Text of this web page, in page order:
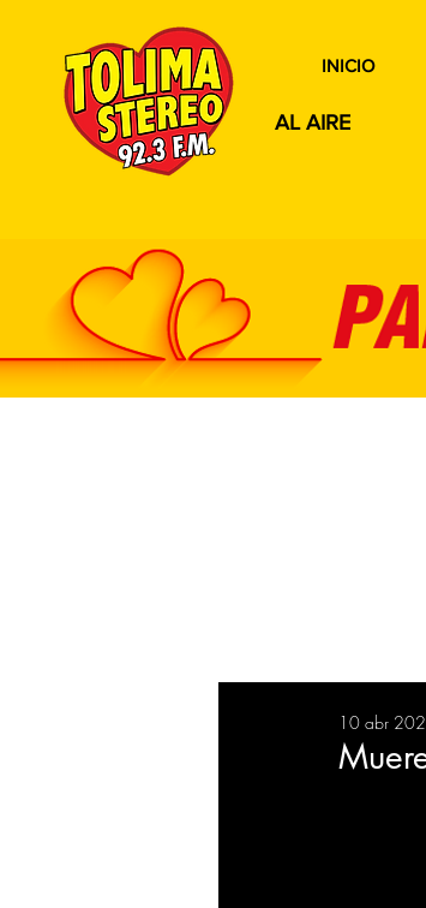
AL AIRE
INICIO
BIENESTAR
10 abr